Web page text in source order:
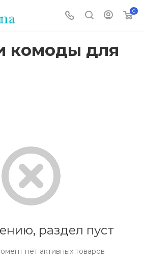
0
комоды для
раздел пуст
нет активных товаров